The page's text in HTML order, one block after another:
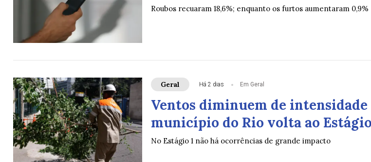
Roubos recuaram 18,6%; enquanto os furtos aumentaram 0,9%
Geral Há 2 dias Em Geral
Ventos diminuem de intensidade
município do Rio volta ao
No Estágio 1 não há ocorrências de grande impacto